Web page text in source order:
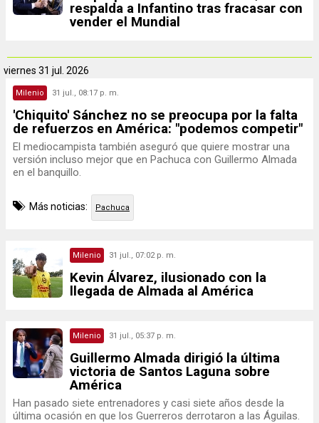
respalda a Infantino tras fracasar con
vender el Mundial
viernes 31 jul. 2026
Milenio 31 jul., 08:17 p. m.
'Chiquito' Sánchez no se preocupa por la falta
de refuerzos en América: "podemos competir"
El mediocampista también aseguró que quiere mostrar una
versión incluso mejor que en Pachuca con Guillermo Almada
en el banquillo.
Más noticias: Pachuca
Milenio 31 jul., 07:02 p. m.
Kevin Álvarez, ilusionado con la
llegada de Almada al América
Milenio 31 jul., 05:37 p. m.
Guillermo Almada dirigió la última
victoria de Santos Laguna sobre
América
Han pasado siete entrenadores y casi siete años desde la
última ocasión en que los Guerreros derrotaron a las Águilas.